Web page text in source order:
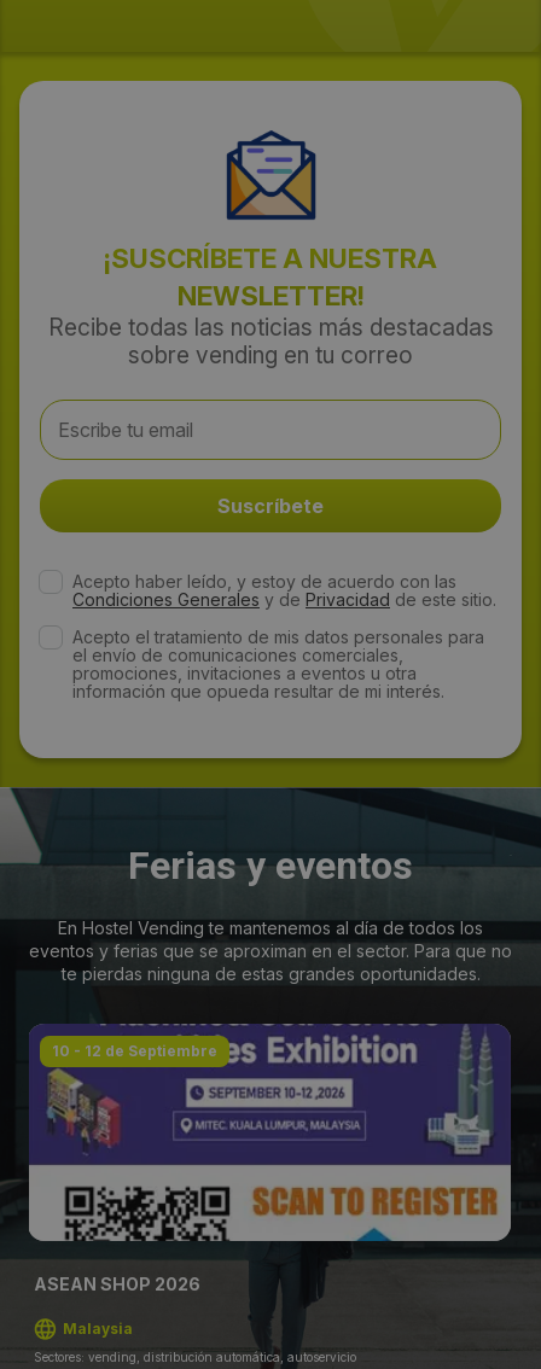
¡SUSCRÍBETE A NUESTRA
NEWSLETTER!
Recibe todas las noticias más destacadas
sobre vending en tu correo
Acepto haber leído, y estoy de acuerdo con las
Condiciones Generales y de Privacidad de este sitio.
Acepto el tratamiento de mis datos personales para
el envío de comunicaciones comerciales,
promociones, invitaciones a eventos u otra
información que opueda resultar de mi interés.
Ferias y eventos
En Hostel Vending te mantenemos al día de todos los
eventos y ferias que se aproximan en el sector. Para que no
te pierdas ninguna de estas grandes oportunidades.
10 - 12 de Septiembre
ASEAN SHOP 2026
Malaysia
Sectores: vending, distribución automática, autoservicio